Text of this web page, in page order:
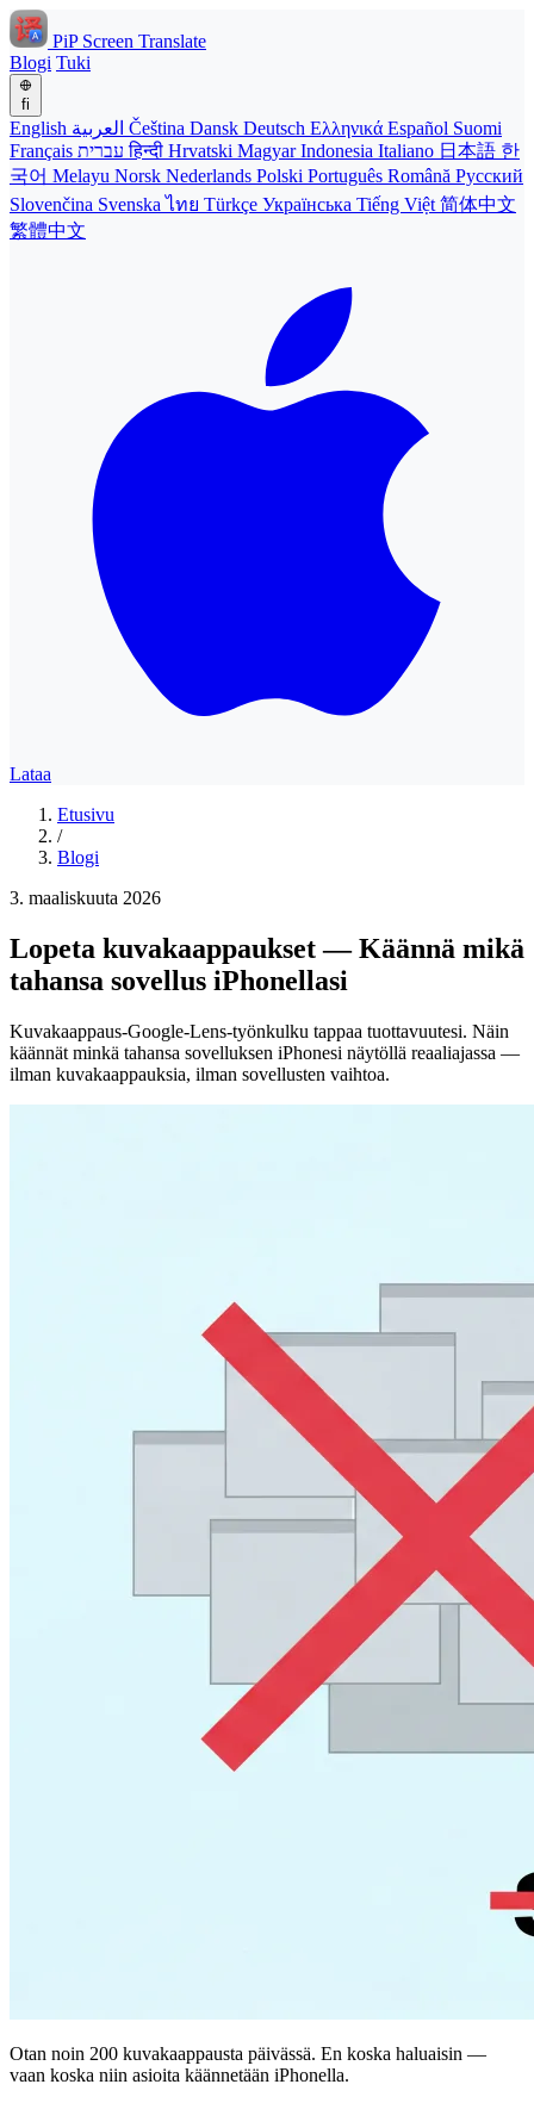
PiP Screen Translate
Blogi Tuki
fi
English Čeština Dansk Deutsch Ελληνικά Español Suomi
Français
עבריתहिन्दी Hrvatski MagyarIndonesia Italiano 日本語 한
국어 Melayu Norsk Nederlands Polski Português Română Русский
Slovenčina Svenskaไทย Türkçe Українська Tiếng Việt 简体中文
繁體中文
Lataa
Etusivu
/
Blogi
3. maaliskuuta 2026
Lopeta kuvakaappaukset — Käännä mikä
tahansa sovellus iPhonellasi
Kuvakaappaus-Google-Lens-työnkulku tappaa tuottavuutesi. Näin
käännät minkä tahansa sovelluksen iPhonesi näytöllä reaaliajassa —
ilman kuvakaappauksia, ilman sovellusten vaihtoa.
Otan noin 200 kuvakaappausta päivässä. En koska haluaisin —
vaan koska niin asioita käännetään iPhonella.